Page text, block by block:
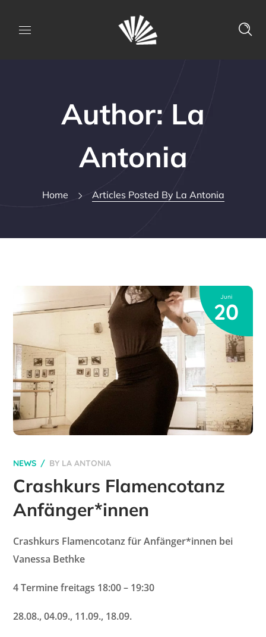
Author: La
Antonia
Home Articles Posted By La Antonia
Juni
20
NEWS BY LA ANTONIA
Crashkurs Flamencotanz
Anfänger*innen
Crashkurs Flamencotanz für Anfänger*innen bei
Vanessa Bethke
4 Termine freitags 18:00 – 19:30
28.08., 04.09., 11.09., 18.09.